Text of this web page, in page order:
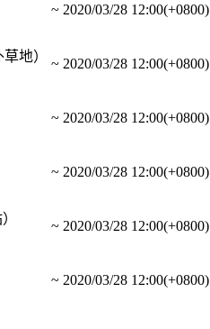
~ 2020/03/28 12:00(+0800)
地） ~ 2020/03/28 12:00(+0800)
~ 2020/03/28 12:00(+0800)
~ 2020/03/28 12:00(+0800)
~ 2020/03/28 12:00(+0800)
~ 2020/03/28 12:00(+0800)